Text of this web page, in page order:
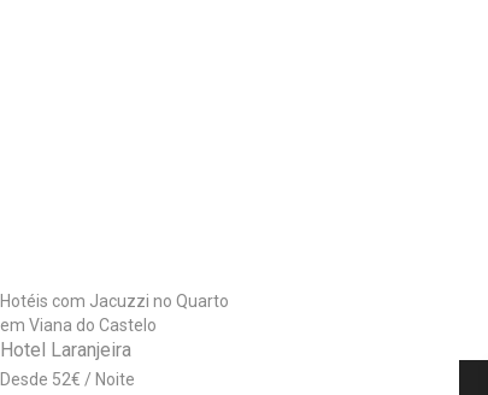
Hotéis com Jacuzzi no Quarto
em Viana do Castelo
Hotel Laranjeira
52€